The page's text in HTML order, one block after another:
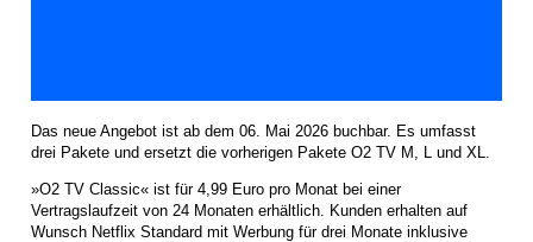
Das neue Angebot ist ab dem 06. Mai 2026 buchbar. Es umfasst
drei Pakete und ersetzt die vorherigen Pakete O2 TV M, L und XL.
»O2 TV Classic« ist für 4,99 Euro pro Monat bei einer
Vertragslaufzeit von 24 Monaten erhältlich. Kunden erhalten auf
Wunsch Netflix Standard mit Werbung für drei Monate inklusive